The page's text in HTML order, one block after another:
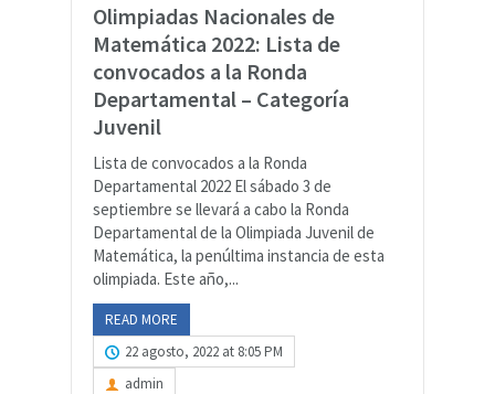
Olimpiadas Nacionales de
Matemática 2022: Lista de
convocados a la Ronda
Departamental – Categoría
Juvenil
Lista de convocados a la Ronda
Departamental 2022 El sábado 3 de
septiembre se llevará a cabo la Ronda
Departamental de la Olimpiada Juvenil de
Matemática, la penúltima instancia de esta
olimpiada. Este año,...
READ MORE
22 agosto, 2022 at 8:05 PM
admin